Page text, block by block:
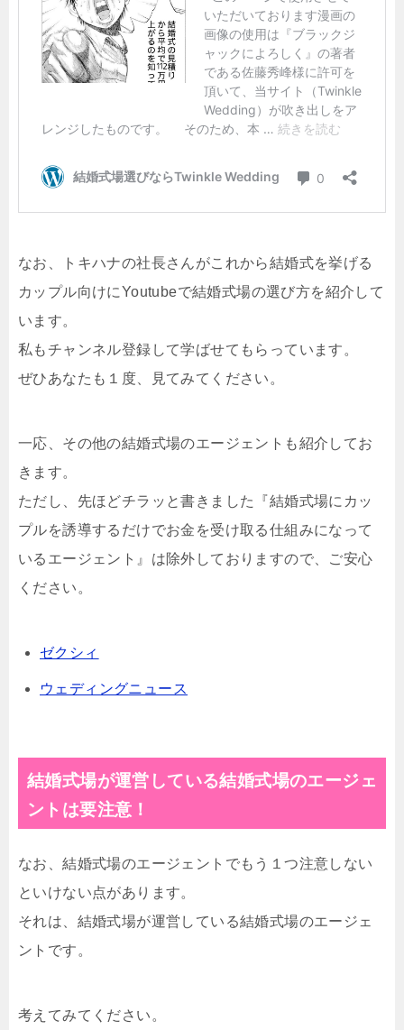
なお、トキハナの社長さんがこれから結婚式を挙げる
カップル向けにYoutubeで結婚式場の選び方を紹介して
います。
私もチャンネル登録して学ばせてもらっています。
ぜひあなたも１度、見てみてください。
一応、その他の結婚式場のエージェントも紹介してお
きます。
ただし、先ほどチラッと書きました『結婚式場にカッ
プルを誘導するだけでお金を受け取る仕組みになって
いるエージェント』は除外しておりますので、ご安心
ください。
ゼクシィ
ウェディングニュース
結婚式場が運営している結婚式場のエージェ
ントは要注意！
なお、結婚式場のエージェントでもう１つ注意しない
といけない点があります。
それは、結婚式場が運営している結婚式場のエージェ
ントです。
考えてみてください。